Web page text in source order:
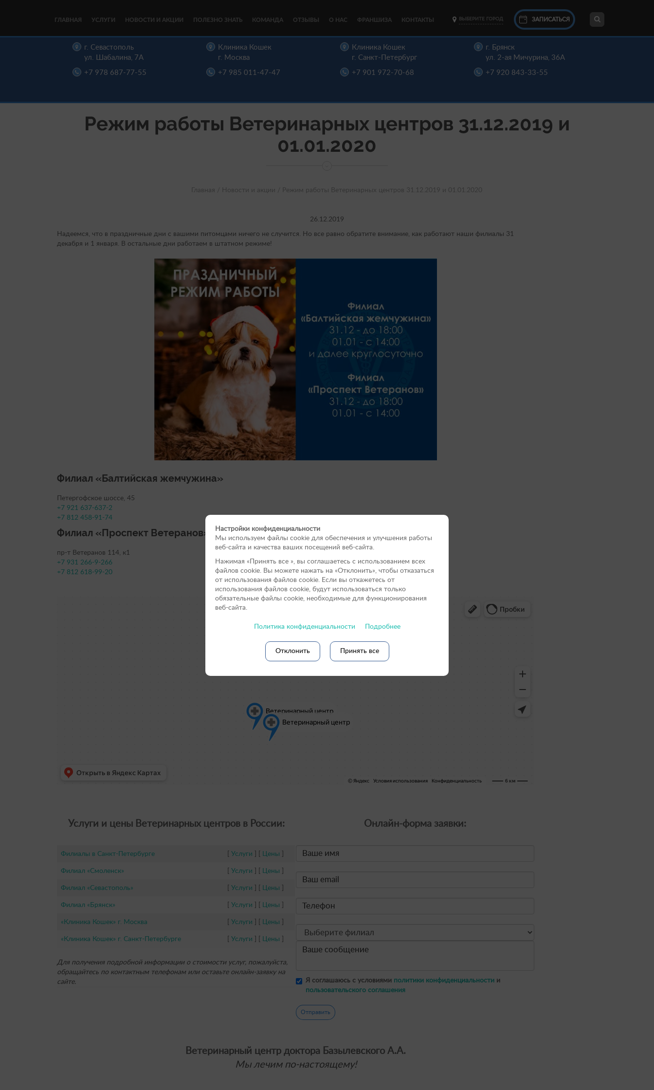
ГЛАВНАЯ УСЛУГИ НОВОСТИ И АКЦИИ ПОЛЕЗНО ЗНАТЬ КОМАНДА ОТЗЫВЫ О НАС ФРАНШИЗА КОНТАКТЫ ВЫБЕРИТЕ ГОРОД ЗАПИСАТЬСЯ
г. Севастополь
ул. Шабалина, 7А
+7 978 687-77-55
Клиника Кошек
г. Москва
+7 985 011-47-47
Клиника Кошек
г. Санкт-Петербург
+7 901 972-70-68
г. Брянск
ул. 2-ая Мичурина, 36А
+7 920 843-33-55
Режим работы Ветеринарных центров 31.12.2019 и
01.01.2020
Главная / Новости и акции / Режим работы Ветеринарных центров 31.12.2019 и 01.01.2020
26.12.2019
Надеемся, что в праздничные дни с вашими питомцами ничего не случится. Но все равно обратите внимание, как работают наши филиалы 31
декабря и 1 января. В остальные дни работаем в штатном режиме!
Филиал «Балтийская жемчужина»
Петергофское шоссе, 45
+7 921 637-637-2
+7 812 458-91-74
Филиал «Проспект Ветеранов»
пр-т Ветеранов 114, к1
+7 931 266-9-266
+7 812 618-99-20
Услуги и цены Ветеринарных центров в России:
Филиалы в Санкт-Петербурге Услуги Цены
Филиал «Смоленск» Услуги Цены
Филиал «Севастополь» Услуги Цены
Филиал «Брянск» Услуги Цены
«Клиника Кошек» г. Москва Услуги Цены
«Клиника Кошек» г. Санкт-Петербурге Услуги Цены
Для получения подробной информации о стоимости услуг, пожалуйста,
обращайтесь по контактным телефонам или оставьте онлайн-заявку на
сайте.
Онлайн-форма заявки:
Я соглашаюсь с условиями политики конфиденциальностии
пользовательского соглашения
Отправить
Ветеринарный центр доктора Базылевского А.А.
Мы лечим по-настоящему!
Настройки конфиденциальности
Мы используем файлы cookie для обеспечения и улучшения работы
веб-сайта и качества ваших посещений веб-сайта.
Нажимая «Принять вce », вы соглашаетесь с использованием всех
файлов cookie. Вы можете нажать на «Отклонить», чтобы отказаться
от использования файлов сookie. Если вы откажетесь от
использования файлов cookie, будут использоваться только
обязательные файлы cookie, необходимые для функционирования
веб-сайта.
Политика конфиденциальности Подробнее
Отклонить Принять все